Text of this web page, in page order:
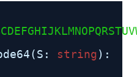
string):